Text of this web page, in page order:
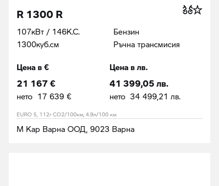
R 1300 R
107кВт / 146К.С.
1300куб.cм
Бензин
Ръчна трансмисия
Цена в €
21 167 €
нето 17 639 €
Цена в лв.
41 399,05 лв.
нето 34 499,21 лв.
EURO 5, 112г CO2/100км, 4.9л/100 км
М Кар Варна ООД, 9023 Варна